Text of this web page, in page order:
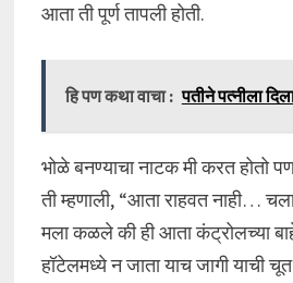
आता ती पूर्ण तापली होती.
हि पण कथा वाचा : पतीने पत्नीला
भोळे बनण्याचा नाटक मी करत होतो
ती म्हणाली, “आता राहवत नाही…
मला कळले की ही आता कंट्रोलच्या
हॉटेलमध्ये न जाता याच जागी याची